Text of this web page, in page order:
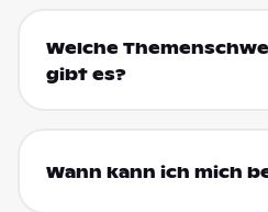
Welche
gibt es?
Wann kann ich mich